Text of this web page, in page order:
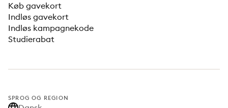
Køb gavekort
Indløs gavekort
Indløs kampagnekode
Studierabat
SPROG OG REGION